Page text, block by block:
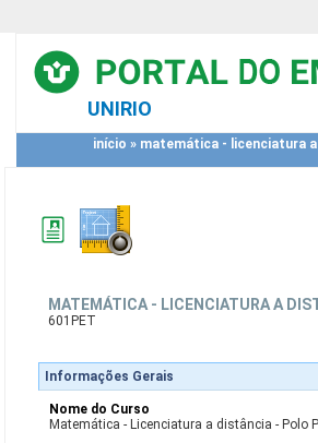
UNIRIO
início » matemática - licenciatura
MATEMÁTICA - LICENCIATURA A
601PET
Informações Gerais
Nome do Curso
Matemática - Licenciatura a distância - Polo